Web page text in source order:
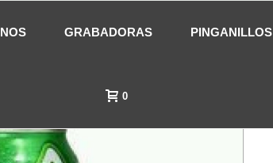
GRABADORAS PINGANILLOS
0